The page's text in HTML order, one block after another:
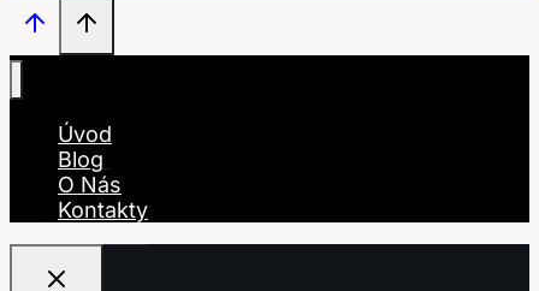
Úvod
Blog
O Nás
Kontakty